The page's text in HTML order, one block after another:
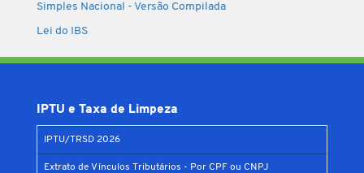
Simples Nacional - Versão Compilada
Lei do IBS
IPTU e Taxa de Limpeza
IPTU/TRSD 2026
Extrato de Vínculos Tributários - Por CPF ou CNPJ